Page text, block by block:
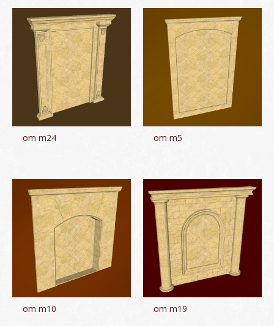
om m24 om m5
om m10 om m19